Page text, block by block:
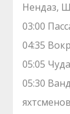
Нендаз,
03:00
04:35
05:05
05:30